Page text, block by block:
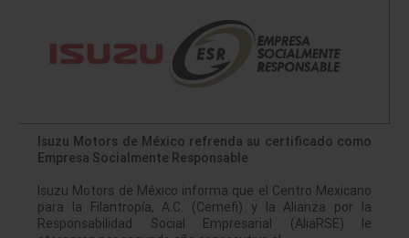
Isuzu Motors de México refrenda su certificado como
Empresa Socialmente Responsable
Isuzu Motors de México informa que el Centro Mexicano
para la Filantropía, A.C. (Cemefi) y la Alianza por la
Responsabilidad Social Empresarial (AliaRSE) le